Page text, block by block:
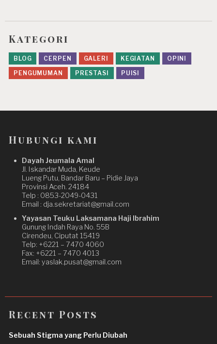
Kategori
BLOG CERPEN GALERI KEGIATAN
OPINI
PENGUMUMAN
PRESTASI PUISI
Hubungi kami
Dayah Jeumala Amal
Jl. Iskandar Muda, Keude
Lueng Putu, Bandar Baru – Pidie Jaya
Provinsi Aceh. 24184
Telp : 0853-2049-0431
Email : dja.sekretariat@gmail.com
Yayasan Teuku Laksamana Haji Ibrahim
Gunung Indah Raya No. 55B
Cirendeu, Ciputat 15419
Telp: +6221 – 7470 4060
Fax: +6221 – 7470 4013
Email: yaslak.pusat@gmail.com
Recent Posts
Sebuah Stigma yang Perlu Diubah